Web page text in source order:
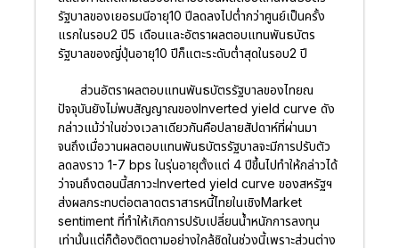
รัฐบาลของเยอรมนีอายุ10 ปีลดลงไปต่ำกว่าศูนย์เป็นครั้ง
แรกในรอบ2 ปี5 เดือนและอัตราผลตอบแทนพันธบัตร
รัฐบาลของญี่ปุ่นอายุ10 ปีก็แตะระดับต่ำสุดในรอบ2 ปี
ส่วนอัตราผลตอบแทนพันธบัตรรัฐบาลของไทยณ
ปัจจุบันยังไม่พบสัญญาณของInverted yield curve ดัง
กล่าวแม้ว่าในช่วงเวลาเดียวกันคือปลายสัปดาห์ที่ผ่านมา
จนถึงเมื่อวานผลตอบแทนพันธบัตรรัฐบาลจะมีการปรับตัว
ลดลงราว 1-7 bps ในรุ่นอายุตั้งแต่ 4 ปีขึ้นไปทำให้กล่าวได้
ว่าจนถึงตอนนี้สภาวะInverted yield curve ของสหรัฐฯ
ส่งผลกระทบต่อตลาดตราสารหนี้ไทยในเชิงMarket
sentiment ที่ทำให้เกิดการปรับเปลี่ยนน้ำหนักการลงทุน
เท่านั้นแต่ก็ต้องติดตามอย่างใกล้ชิดในช่วงนี้เพราะส่วนต่าง